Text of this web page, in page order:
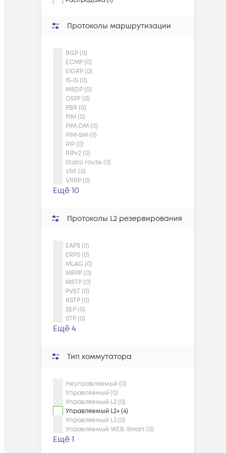
Протоколы маршрутизации
BGP (0)
ECMP (0)
EIGRP (0)
IS-IS (0)
MSDP (0)
OSPF (0)
PBR (0)
PIM (0)
PIM-DM (0)
PIM-SM (0)
RIP (0)
RIPv2 (0)
Static route (0)
VRF (0)
VRRP (0)
Ещё 10
Протоколы L2 резервирования
EAPS (0)
ERPS (0)
MLAG (0)
MRPP (0)
MSTP (0)
PVST (0)
RSTP (0)
SEP (0)
STP (0)
Ещё 4
Тип коммутатора
Неуправляемый (0)
Управляемый (0)
Управляемый L2 (0)
Управляемый L2+ (4)
Управляемый L3 (0)
Управляемый WEB-Smart (0)
Ещё 1